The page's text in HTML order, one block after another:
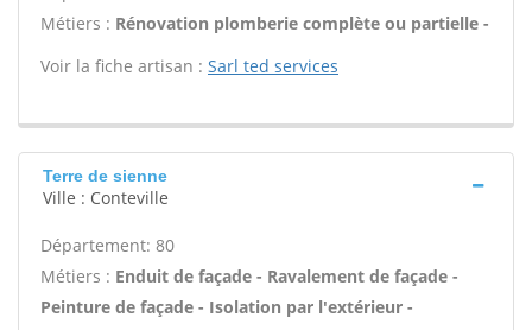
Métiers : Rénovation plomberie complète ou partielle -
Voir la fiche artisan : Sarl ted services
Terre de sienne
Ville : Conteville
Département: 80
Métiers : Enduit de façade - Ravalement de façade -
Peinture de façade - Isolation par l'extérieur -